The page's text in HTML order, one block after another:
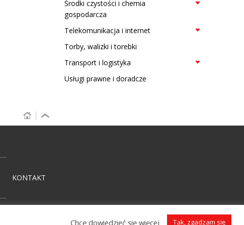
Środki czystości i chemia
gospodarcza
Telekomunikacja i internet
Torby, walizki i torebki
Transport i logistyka
Usługi prawne i doradcze
KONTAKT
Chcę dowiedzieć się więcej Tak, zgadzam się